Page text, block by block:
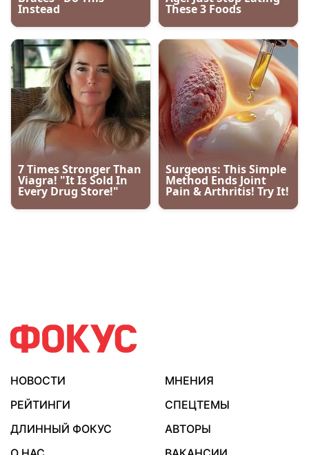
НОВОСТИ
МНЕНИЯ
РЕЙТИНГИ
СПЕЦТЕМЫ
ДЛИННЫЙ ФОКУС
АВТОРЫ